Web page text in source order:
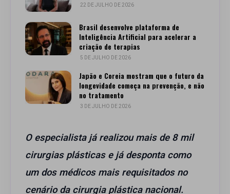
22 DE JULHO DE 2026
Brasil desenvolve plataforma de
Inteligência Artificial para acelerar a
criação de terapias
5 DE JULHO DE 2026
Japão e Coreia mostram que o futuro da
longevidade começa na prevenção, e não
no tratamento
3 DE JULHO DE 2026
O especialista já realizou mais de 8 mil
cirurgias plásticas e já desponta como
um dos médicos mais requisitados no
cenário da cirurgia plástica nacional.